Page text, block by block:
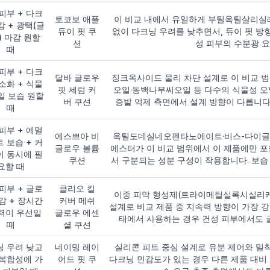
부 + 다크
+ 광택(글
마감 원할
때
토코보 애플
듀이 핏 쿠
션
이 비교 내에서 유일하게 부틸옥틸살리
없이 다크닝 우려를 낮추면서, 듀이 핏 방
성 피부의 수분광
부 + 다크
화 + 식물
보습 원할
때
달바 글로우
핏 세럼 커
버 쿠션
징크옥사이드 물리 차단 설계로 이 비교
오일·동백나무씨오일 등 다수의 식물성
증발 억제 측면에서 설계 방향이 다릅니
부 + 에멀
보습 + 커
동시에 필
할 때
에스쁘아 비
글로우 볼륨
쿠션
옥틸도데실네오펜타노에이트·비스-다이
에스터가 이 비교 범위에서 이 제품에만
서 구분되는 성분 구성이 작용합니다. 보
부 + 글로
+ 장시간
이 우선일
때
클리오 킬
커버 메쉬
글로우 에센
셜 쿠션
이중 피막 형성제(트라이메틸실록시실
설계로 비교 제품 중 지속력 방향이 가장
태에서 사용하는 경우 건성 피부에서도
우려 낮고
합성에 가
네이밍 레이
어드 핏 쿠
실리콘 피트 중심 설계로 유분 제어와 밀
다크닝 민감도가 있는 경우 다른 제품 대